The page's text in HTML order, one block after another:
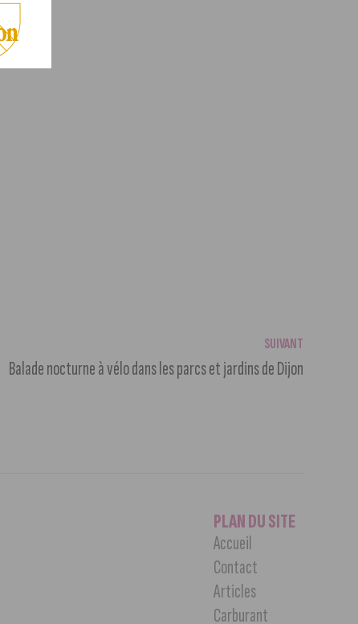
SUIVANT
Balade nocturne à vélo dans les parcs et jardins de Dijon
PLAN DU SITE
Accueil
Contact
Articles
Carburant